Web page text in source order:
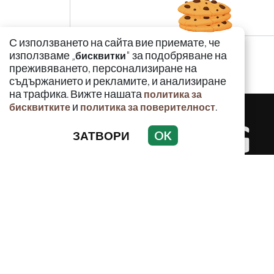
С използването на сайта вие приемате, че
използваме „бисквитки" за подобряване на
преживяването, персонализиране на
съдържанието и рекламите, и анализиране
на трафика. Вижте нашата политика за
бисквитките и политика за поверителност.
ЗАТВОРИ OK